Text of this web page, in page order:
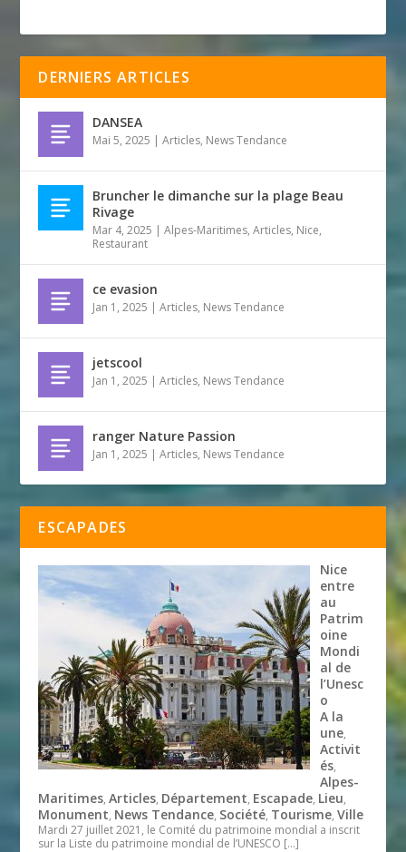
DERNIERS ARTICLES
DANSEA
Mai 5, 2025 |Articles, News Tendance
Bruncher le dimanche sur la plage Beau
Rivage
Mar 4, 2025 |Alpes-Maritimes,Articles, Nice,
Restaurant
ce evasion
Jan 1, 2025 |Articles, News Tendance
jetscool
Jan 1, 2025 |Articles, News Tendance
ranger Nature Passion
Jan 1, 2025 |Articles, News Tendance
ESCAPADES
Nice
entre
au
Patrim
oine
Mondi
al de
l’Unesc
o
A la
une,
Activit
és,
Alpes-
Maritimes,Articles, Département, Escapade, Lieu,
Monument, News Tendance, Société, Tourisme,Ville
Mardi 27 juillet 2021, le Comité du patrimoine mondial a inscrit
sur la Liste du patrimoine mondial de l’UNESCO […]